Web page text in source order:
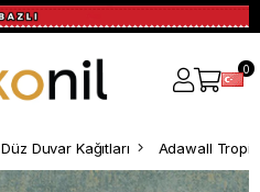
0
Düz Duvar Kağıtları Adawall